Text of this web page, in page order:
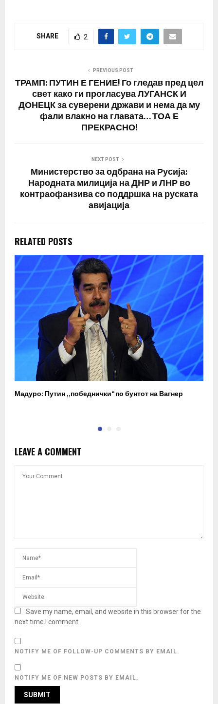
SHARE 2
PREVIOUS POST
ТРАМП: ПУТИН Е ГЕНИЕ! Го гледав пред цел
свет како ги прогласува ЛУГАНСК И
ДОНЕЦК за суверени држави и нема да му
фали влакно на главата… ТОА Е
ПРЕКРАСНО!
NEXT POST
Министерство за одбрана на Русија:
Народната милиција на ДНР и ЛНР во
контраофанзива со поддршка на руската
авијација
RELATED POSTS
Мадуро: Путин „победнички“ по бунтот на Вагнер
LEAVE A COMMENT
Save my name, email, and website in this browser for the
next time I comment.
NOTIFY ME OF FOLLOW-UP COMMENTS BY EMAIL.
NOTIFY ME OF NEW POSTS BY EMAIL.